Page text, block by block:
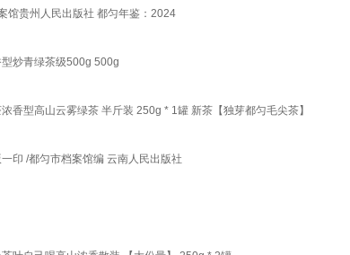
馆贵州人民出版社 都匀年鉴：2024
炒青绿茶级500g 500g
香型高山云雾绿茶 半斤装 250g * 1罐 新茶【独芽都匀毛尖茶】
印 /都匀市档案馆编 云南人民出版社